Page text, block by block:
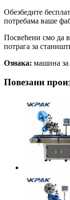
Обезбедите
потребама ваше
Посвећени смо да
потрага за
Ознака: машина за
Повезани